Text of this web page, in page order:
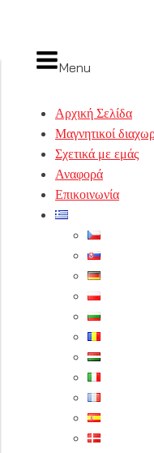
Menu
Αρχική Σελίδα
Μαγνητικοί
Σχετικά με εμάς
Αναφορά
Επικοινωνία